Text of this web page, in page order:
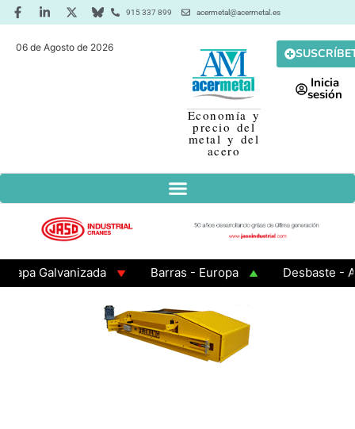
915 337 899 acermetal@acermetal.es
06 de Agosto de 2026
Economía y
precio del
metal y del
acero
Inicia
sesión
Galvanizada Barras - Europa
Desbaste - Asia